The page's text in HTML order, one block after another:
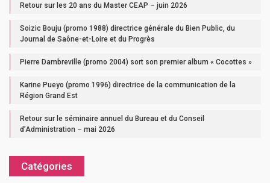
Retour sur les 20 ans du Master CEAP – juin 2026
Soizic Bouju (promo 1988) directrice générale du Bien Public, du
Journal de Saône-et-Loire et du Progrès
Pierre Dambreville (promo 2004) sort son premier album « Cocottes »
Karine Pueyo (promo 1996) directrice de la communication de la
Région Grand Est
Retour sur le séminaire annuel du Bureau et du Conseil
d’Administration – mai 2026
Catégories